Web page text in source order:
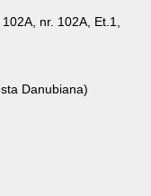
nr. 102A, Et.1,
Danubiana)